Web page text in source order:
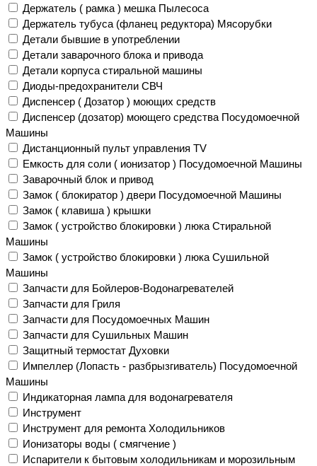
Держатель ( рамка ) мешка Пылесоса
Держатель тубуса (фланец редуктора) Мясорубки
Детали бывшие в употреблении
Детали заварочного блока и привода
Детали корпуса стиральной машины
Диоды-предохранители СВЧ
Диспенсер ( Дозатор ) моющих средств
Диспенсер (дозатор) моющего средства Посудомоечной
Машины
Дистанционный пульт управления TV
Емкость для соли ( ионизатор ) Посудомоечной Машины
Заварочный блок и привод
Замок ( блокиратор ) двери Посудомоечной Машины
Замок ( клавиша ) крышки
Замок ( устройство блокировки ) люка Стиральной
Машины
Замок ( устройство блокировки ) люка Сушильной
Машины
Запчасти для Бойлеров-Водонагревателей
Запчасти для Гриля
Запчасти для Посудомоечных Машин
Запчасти для Сушильных Машин
Защитный термостат Духовки
Импеллер (Лопасть - разбрызгиватель) Посудомоечной
Машины
Индикаторная лампа для водонагревателя
Инструмент
Инструмент для ремонта Холодильников
Ионизаторы воды ( смягчение )
Испарители к бытовым холодильникам и морозильным